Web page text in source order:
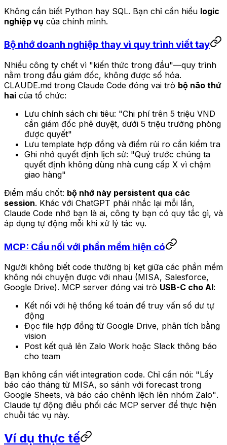
Không cần biết Python hay SQL. Bạn chỉ cần hiểu logic
nghiệp vụ của chính mình.
Bộ nhớ doanh nghiệp thay vì quy trình viết tay
Nhiều công ty chết vì "kiến thức trong đầu"—quy trình
nằm trong đầu giám đốc, không được số hóa.
CLAUDE.md trong Claude Code đóng vai trò bộ não thứ
hai của tổ chức:
Lưu chính sách chi tiêu: "Chi phí trên 5 triệu VND
cần giám đốc phê duyệt, dưới 5 triệu trưởng phòng
được quyết"
Lưu template hợp đồng và điểm rủi ro cần kiểm tra
Ghi nhớ quyết định lịch sử: "Quý trước chúng ta
quyết định không dùng nhà cung cấp X vì chậm
giao hàng"
Điểm mấu chốt: bộ nhớ này persistent qua các
session. Khác với ChatGPT phải nhắc lại mỗi lần,
Claude Code nhớ bạn là ai, công ty bạn có quy tắc gì, và
áp dụng tự động mỗi khi xử lý tác vụ.
MCP: Cầu nối với phần mềm hiện có
Người không biết code thường bị kẹt giữa các phần mềm
không nói chuyện được với nhau (MISA, Salesforce,
Google Drive). MCP server đóng vai trò USB-C cho AI:
Kết nối với hệ thống kế toán để truy vấn số dư tự
động
Đọc file hợp đồng từ Google Drive, phân tích bằng
vision
Post kết quả lên Zalo Work hoặc Slack thông báo
cho team
Bạn không cần viết integration code. Chỉ cần nói: "Lấy
báo cáo tháng từ MISA, so sánh với forecast trong
Google Sheets, và báo cáo chênh lệch lên nhóm Zalo".
Claude tự động điều phối các MCP server để thực hiện
chuỗi tác vụ này.
Ví dụ thực tế